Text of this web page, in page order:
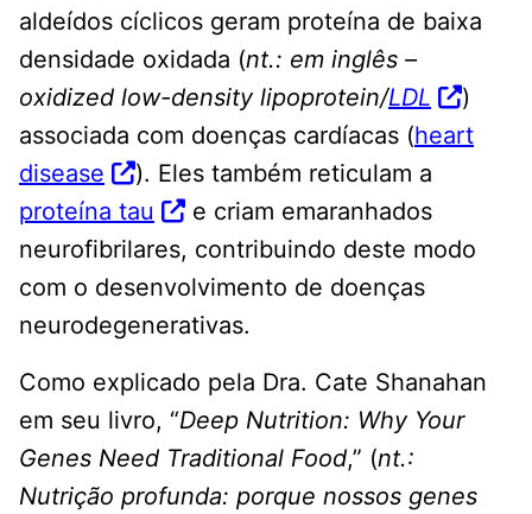
aldeídos cíclicos geram proteína de baixa
densidade oxidada (nt.: em inglês –
oxidized low-density lipoprotein/LDL
)
associada com doenças cardíacas (heart
disease
). Eles também reticulam a
proteína tau
e criam emaranhados
neurofibrilares, contribuindo deste modo
com o desenvolvimento de doenças
neurodegenerativas.
Como explicado pela Dra. Cate Shanahan
em seu livro, “Deep Nutrition: Why Your
Genes Need Traditional Food,” (nt.:
Nutrição profunda: porque nossos genes